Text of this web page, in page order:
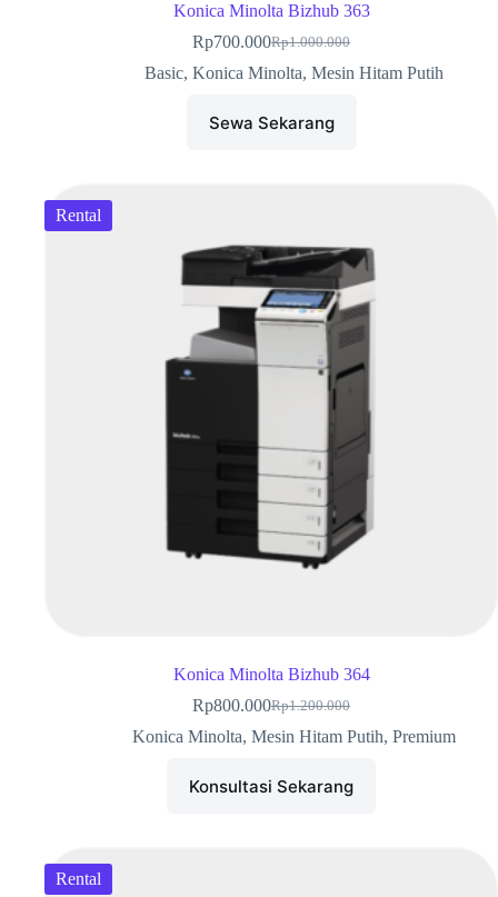
Konica Minolta Bizhub 363
Rp1.000.000
Rp700.000
Basic, Konica Minolta, Mesin Hitam Putih
Sewa Sekarang
Rental
Konica Minolta Bizhub 364
Rp1.200.000
Rp800.000
Konica Minolta, Mesin Hitam Putih, Premium
Konsultasi Sekarang
Rental